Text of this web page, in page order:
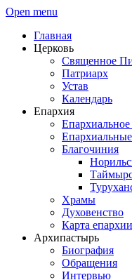
Open menu
Главная
Церковь
Священное
Патриарх
Устав
Календарь
Епархия
Благочиния
Храмы
Духовенство
Карта епархии
Архипастырь
Биография
Обращения
Интервью